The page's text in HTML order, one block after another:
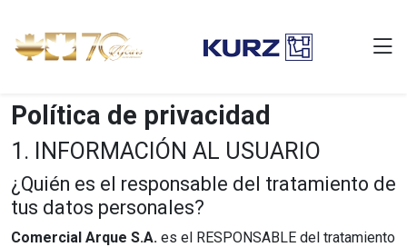
Política de privacidad
1. INFORMACIÓN AL USUARIO
¿Quién es el responsable del tratamiento de
tus datos personales?
Comercial Arque S.A. es el RESPONSABLE del tratamiento